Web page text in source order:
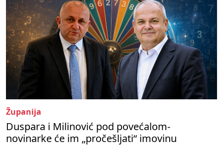
Županija
Duspara i Milinović pod povećalom-
novinarke će im „pročešljati“ imovinu